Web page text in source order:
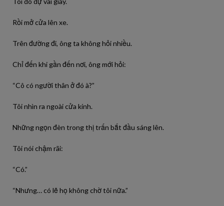
Rồi mở cửa lên xe.
Trên đường đi, ông ta không hỏi nhiều.
Chỉ đến khi gần đến nơi, ông mới hỏi:
“Cô có người thân ở đó à?”
Tôi nhìn ra ngoài cửa kính.
Những ngọn đèn trong thị trấn bắt đầu sáng lên.
Tôi nói chậm rãi:
“Có.”
“Nhưng… có lẽ họ không chờ tôi nữa.”